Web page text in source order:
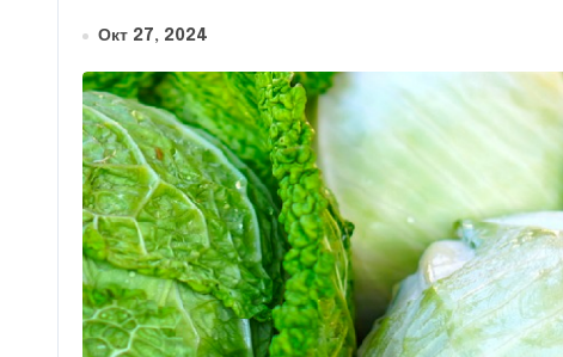
Окт 27, 2024